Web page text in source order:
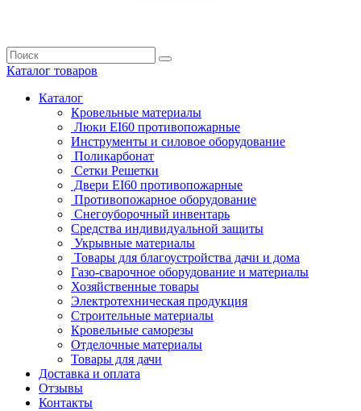
Каталог товаров
Каталог
Кровельные материалы
Люки EI60 противопожарные
Инструменты и силовое оборудование
Поликарбонат
Сетки Решетки
Двери EI60 противопожарные
Противопожарное оборудование
Снегоуборочный инвентарь
Средства индивидуальной защиты
Укрывные материалы
Товары для благоустройства дачи и дома
Газо-сварочное оборудование и материалы
Хозяйственные товары
Электротехническая продукция
Строительные материалы
Кровельные саморезы
Отделочные материалы
Товары для дачи
Доставка и оплата
Отзывы
Контакты